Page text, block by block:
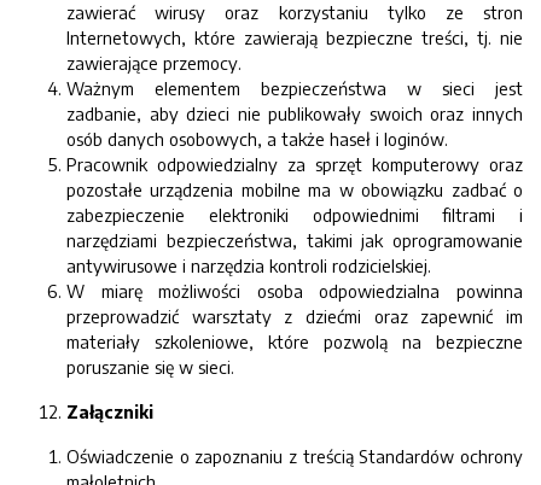
zawierać wirusy oraz korzystaniu tylko ze stron
Internetowych, które zawierają bezpieczne treści, tj. nie
zawierające przemocy.
Ważnym elementem bezpieczeństwa w sieci jest
zadbanie, aby dzieci nie publikowały swoich oraz innych
osób danych osobowych, a także haseł i loginów.
Pracownik odpowiedzialny za sprzęt komputerowy oraz
pozostałe urządzenia mobilne ma w obowiązku zadbać o
zabezpieczenie elektroniki odpowiednimi filtrami i
narzędziami bezpieczeństwa, takimi jak oprogramowanie
antywirusowe i narzędzia kontroli rodzicielskiej.
W miarę możliwości osoba odpowiedzialna powinna
przeprowadzić warsztaty z dziećmi oraz zapewnić im
materiały szkoleniowe, które pozwolą na bezpieczne
poruszanie się w sieci.
Załączniki
Oświadczenie o zapoznaniu z treścią Standardów ochrony